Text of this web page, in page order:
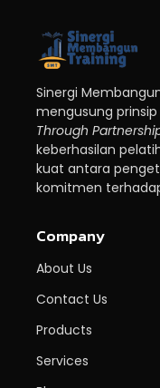
Sinergi
mengusung prinsip
Through
keberhasilan
kuat antara
komitmen
Company
About Us
Contact Us
Products
Services